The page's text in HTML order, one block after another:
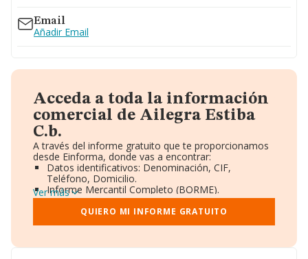
Email
Añadir Email
Acceda a toda la información
comercial de Ailegra Estiba
C.b.
A través del informe gratuito que te proporcionamos
desde Einforma, donde vas a encontrar:
Datos identificativos: Denominación, CIF,
Teléfono, Domicilio.
Informe Mercantil Completo (BORME).
Gráficos de Evolución Ventas y Empleados.
Consejo de Administración y Administradores.
Directivos y Ejecutivos.
Ver más
QUIERO MI INFORME GRATUITO